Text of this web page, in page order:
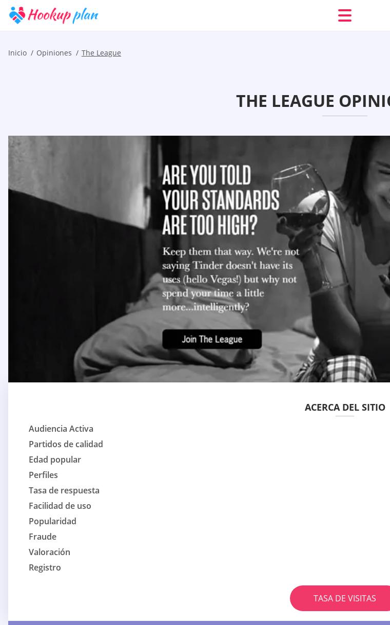
Inicio Opiniones The League
THE LEAGUE
ACERCA DEL SITIO
Audiencia Activa
Partidos de calidad
Edad popular
Perfiles
Tasa de respuesta
Facilidad de uso
Popularidad
Fraude
Valoración
Registro
TASA DE VISITAS